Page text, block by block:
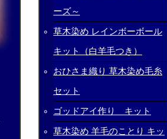
ーズ～
草木染め レインボーボール
キット（白羊毛つき）
おひさま織り 草木染め毛糸
セット
ゴッドアイ作り キット
草木染め 羊毛のことり キッ